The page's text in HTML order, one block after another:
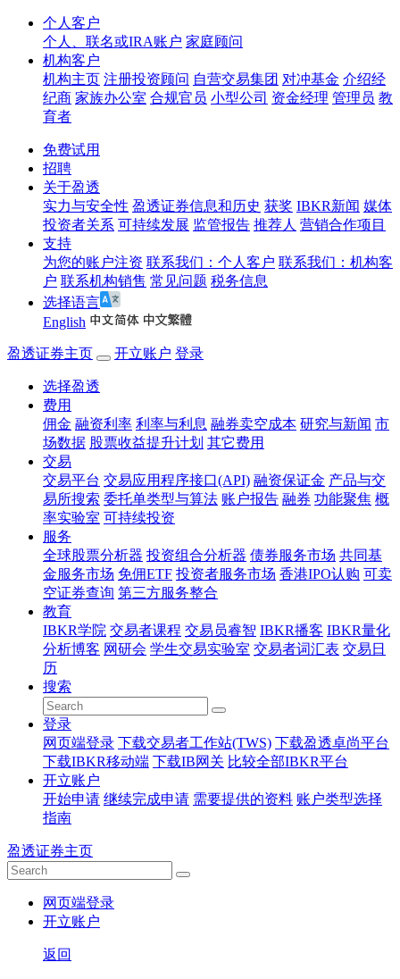
个人客户
个人、联名或IRA账户 家庭顾问
机构客户
机构主页 注册投资顾问 自营交易集团 对冲基金 介绍经
纪商 家族办公室 合规官员 小型公司 资金经理 管理员 教
育者
免费试用
招聘
关于盈透
实力与安全性 盈透证券信息和历史 获奖 IBKR新闻 媒体
投资者关系 可持续发展 监管报告 推荐人 营销合作项目
支持
为您的账户注资 联系我们：个人客户 联系我们：机构客
户 联系机构销售 常见问题 税务信息
选择语言
English
盈透证券主页 开立账户 登录
选择盈透
费用
佣金 融资利率 利率与利息 融券卖空成本 研究与新闻 市
场数据 股票收益提升计划 其它费用
交易
交易平台 交易应用程序接口(API) 融资保证金 产品与交
易所搜索 委托单类型与算法 账户报告 融券 功能聚焦 概
率实验室 可持续投资
服务
全球股票分析器 投资组合分析器 债券服务市场 共同基
金服务市场 免佣ETF 投资者服务市场 香港IPO认购 可卖
空证券查询 第三方服务整合
教育
IBKR学院 交易者课程 交易员睿智 IBKR播客 IBKR量化
分析博客 网研会 学生交易实验室 交易者词汇表 交易日
历
搜索
登录
网页端登录 下载交易者工作站(TWS) 下载盈透卓尚平台
下载IBKR移动端 下载IB网关 比较全部IBKR平台
开立账户
开始申请 继续完成申请 需要提供的资料 账户类型选择
指南
盈透证券主页
网页端登录
开立账户
返回